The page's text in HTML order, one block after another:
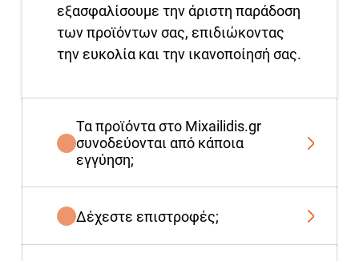
εξασφαλίσουμε την άριστη παράδοση
των προϊόντων σας, επιδιώκοντας
την ευκολία και την ικανοποίησή σας.
Τα προϊόντα στο Mixailidis.gr
συνοδεύονται από κάποια
εγγύηση;
Δέχεστε επιστροφές;